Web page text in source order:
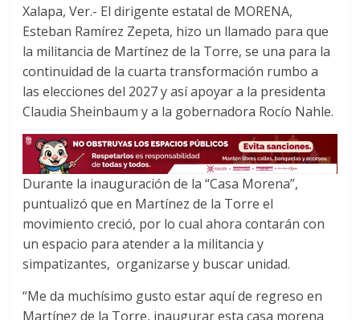
b
o
o
k
t
e
r
s
A
p
p
Xalapa, Ver.- El dirigente estatal de MORENA,
Esteban Ramírez Zepeta, hizo un llamado para que
la militancia de Martínez de la Torre, se una para la
continuidad de la cuarta transformación rumbo a
las elecciones del 2027 y así apoyar a la presidenta
Claudia Sheinbaum y a la gobernadora Rocío Nahle.
Durante la inauguración de la “Casa Morena”,
puntualizó que en Martínez de la Torre el
movimiento creció, por lo cual ahora contarán con
un espacio para atender a la militancia y
simpatizantes, organizarse y buscar unidad.
“Me da muchísimo gusto estar aquí de regreso en
Martínez de la Torre, inaugurar esta casa morena